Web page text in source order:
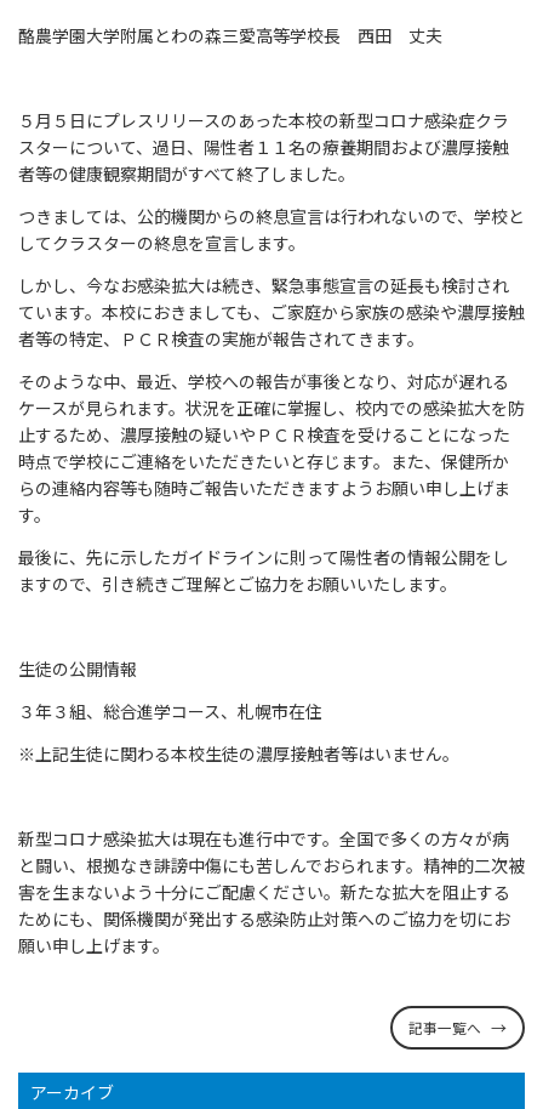
酪農学園大学附属とわの森三愛高等学校長 西田 丈夫
５月５日にプレスリリースのあった本校の新型コロナ感染症クラ
スターについて、過日、陽性者１１名の療養期間および濃厚接触
者等の健康観察期間がすべて終了しました。
つきましては、公的機関からの終息宣言は行われないので、学校と
してクラスターの終息を宣言します。
しかし、今なお感染拡大は続き、緊急事態宣言の延長も検討され
ています。本校におきましても、ご家庭から家族の感染や濃厚接触
者等の特定、ＰＣＲ検査の実施が報告されてきます。
そのような中、最近、学校への報告が事後となり、対応が遅れる
ケースが見られます。状況を正確に掌握し、校内での感染拡大を防
止するため、濃厚接触の疑いやＰＣＲ検査を受けることになった
時点で学校にご連絡をいただきたいと存じます。また、保健所か
らの連絡内容等も随時ご報告いただきますようお願い申し上げま
す。
最後に、先に示したガイドラインに則って陽性者の情報公開をし
ますので、引き続きご理解とご協力をお願いいたします。
生徒の公開情報
３年３組、総合進学コース、札幌市在住
※上記生徒に関わる本校生徒の濃厚接触者等はいません。
新型コロナ感染拡大は現在も進行中です。全国で多くの方々が病
と闘い、根拠なき誹謗中傷にも苦しんでおられます。精神的二次被
害を生まないよう十分にご配慮ください。新たな拡大を阻止する
ためにも、関係機関が発出する感染防止対策へのご協力を切にお
願い申し上げます。
記事一覧へ
アーカイブ